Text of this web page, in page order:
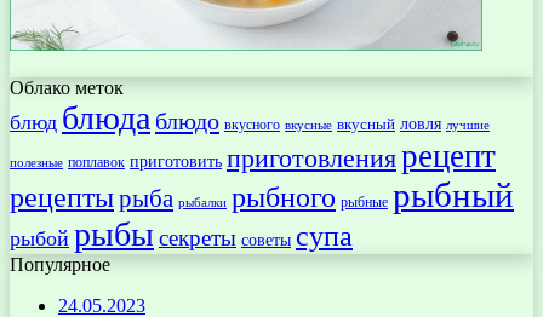
Облако меток
блюд блюда блюдо вкусного вкусные вкусный ловля лучшие
полезные поплавок приготовить приготовлениярецепт
рецептырыба рыбалки рыбного рыбные рыбный
рыбой рыбысекреты советы супа
Популярное
24.05.2023